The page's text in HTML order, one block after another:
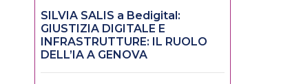
SILVIA SALIS a Bedigital:
GIUSTIZIA DIGITALE E
INFRASTRUTTURE: IL RUOLO
DELL’IA A GENOVA